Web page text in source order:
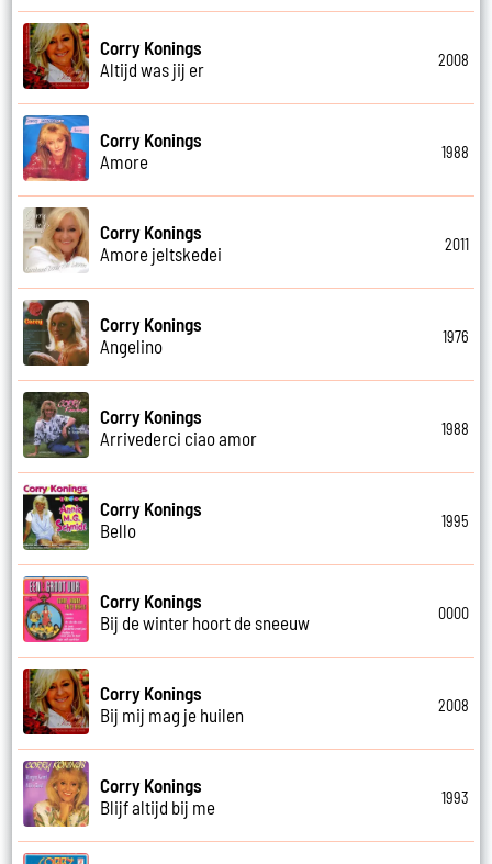
Corry Konings
Altijd was jij er
2008
Corry Konings
Amore
1988
Corry Konings
Amore jeltskedei
2011
Corry Konings
Angelino
1976
Corry Konings
Arrivederci ciao amor
1988
Corry Konings
Bello
1995
Corry Konings
Bij de winter hoort de sneeuw
0000
Corry Konings
Bij mij mag je huilen
2008
Corry Konings
Blijf altijd bij me
1993